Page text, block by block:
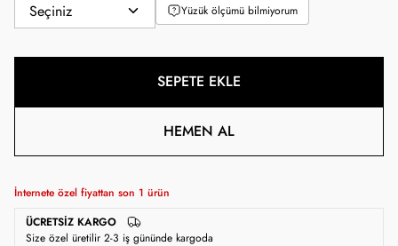
Yüzük ölçümü bilmiyorum
SEPETE EKLE
HEMEN AL
İnternete özel fiyattan son 1 ürün
ÜCRETSIZ KARGO
Size özel üretilir 2-3 iş gününde kargoda